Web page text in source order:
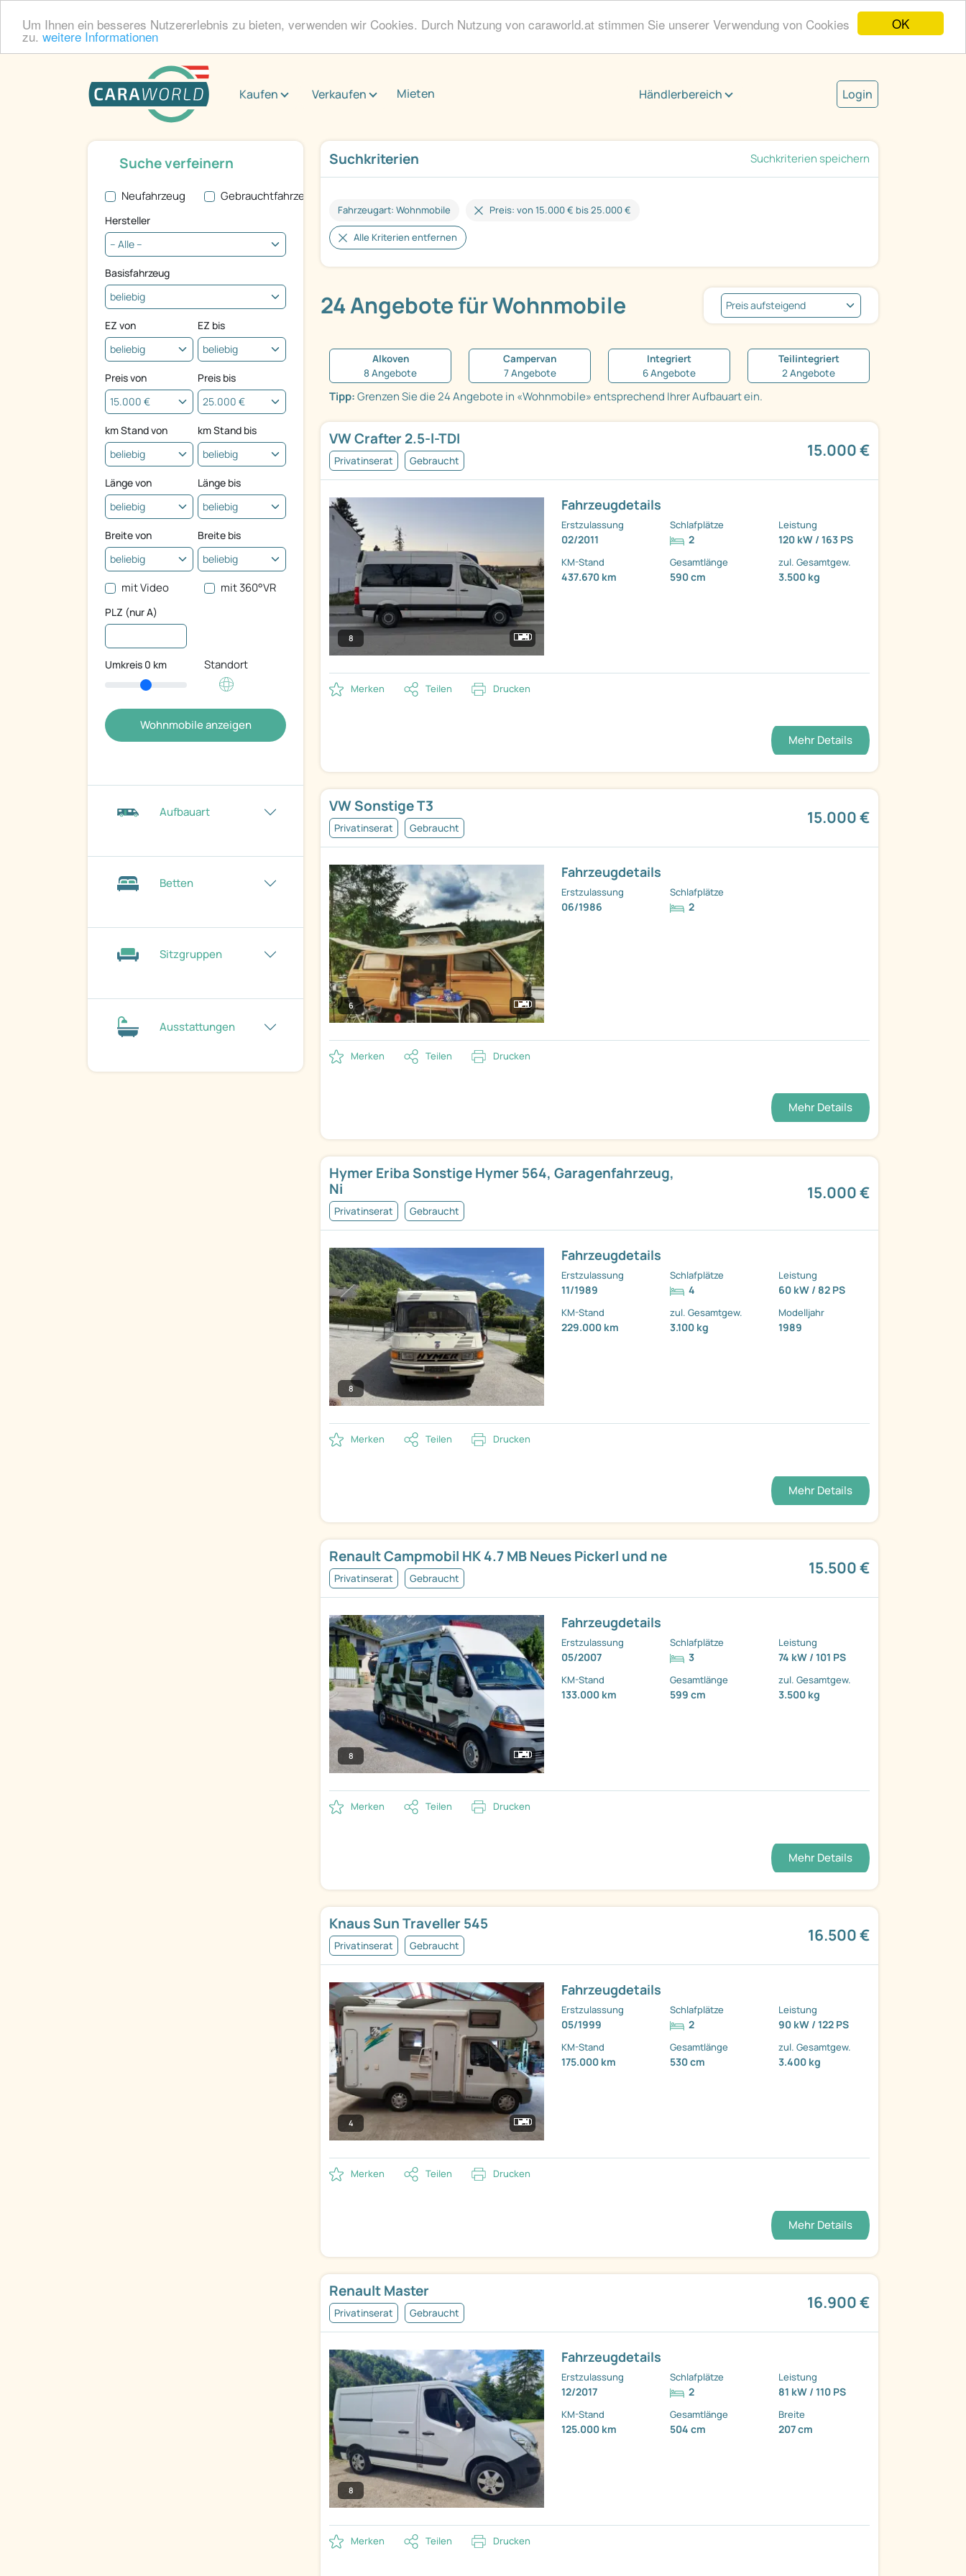
OK
Um Ihnen ein besseres Nutzererlebnis zu bieten, verwenden wir Cookies. Durch Nutzung von caraworld.at stimmen Sie unserer Verwendung von Cookies
zu. weitere Informationen
Kaufen Verkaufen Mieten Händlerbereich Login
Suchkriterien Suchkriterien speichern
Fahrzeugart: Wohnmobile Preis: von 15.000 € bis 25.000 €
Alle Kriterien entfernen
24 Angebote für Wohnmobile
Alkoven
8 Angebote
Campervan
7 Angebote
Integriert
6 Angebote
Teilintegriert
2 Angebote
Tipp:Grenzen Sie die 24 Angebote in «Wohnmobile» entsprechend Ihrer Aufbauart ein.
VW Crafter 2.5-l-TDI
Privatinserat Gebraucht
15.000 €
8
Fahrzeugdetails
Erstzulassung
02/2011
Schlafplätze
2
Leistung
120 kW / 163 PS
KM-Stand
437.670 km
Gesamtlänge
590 cm
zul. Gesamtgew.
3.500 kg
Merken Teilen Drucken
Mehr Details
VW Sonstige T3
Privatinserat Gebraucht
15.000 €
6
Fahrzeugdetails
Erstzulassung
06/1986
Schlafplätze
2
Merken Teilen Drucken
Mehr Details
Hymer Eriba Sonstige Hymer 564, Garagenfahrzeug,
Ni
Privatinserat Gebraucht
15.000 €
8
Fahrzeugdetails
Erstzulassung
11/1989
Schlafplätze
4
Leistung
60 kW / 82 PS
KM-Stand
229.000 km
zul. Gesamtgew.
3.100 kg
Modelljahr
1989
Merken Teilen Drucken
Mehr Details
Renault Campmobil HK 4.7 MB Neues Pickerl und ne
Privatinserat Gebraucht
15.500 €
8
Fahrzeugdetails
Erstzulassung
05/2007
Schlafplätze
3
Leistung
74 kW / 101 PS
KM-Stand
133.000 km
Gesamtlänge
599 cm
zul. Gesamtgew.
3.500 kg
Merken Teilen Drucken
Mehr Details
Knaus Sun Traveller 545
Privatinserat Gebraucht
16.500 €
4
Fahrzeugdetails
Erstzulassung
05/1999
Schlafplätze
2
Leistung
90 kW / 122 PS
KM-Stand
175.000 km
Gesamtlänge
530 cm
zul. Gesamtgew.
3.400 kg
Merken Teilen Drucken
Mehr Details
Renault Master
Privatinserat Gebraucht
16.900 €
8
Fahrzeugdetails
Erstzulassung
12/2017
Schlafplätze
2
Leistung
81 kW / 110 PS
KM-Stand
125.000 km
Gesamtlänge
504 cm
Breite
207 cm
Merken Teilen Drucken
Suche verfeinern
Neufahrzeug Gebrauchtfahrzeug
Hersteller
Basisfahrzeug
EZ von EZ bis
Preis von Preis bis
km Stand von km Stand bis
Länge von Länge bis
Breite von Breite bis
mit Video mit 360°VR
PLZ (nur A)
Umkreis 0 km Standort
Wohnmobile anzeigen
Aufbauart
Betten
Sitzgruppen
Ausstattungen